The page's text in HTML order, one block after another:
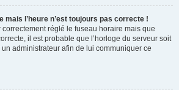
mais l’heure n’est toujours pas correcte !
correctement réglé le fuseau horaire mais que
il est probable que l’horloge du serveur soit
administrateur afin de lui communiquer ce